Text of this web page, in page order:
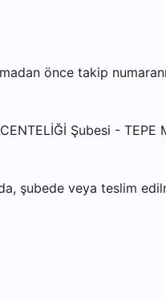
önce takip
Şubesi - TEPE
şubede veya teslim